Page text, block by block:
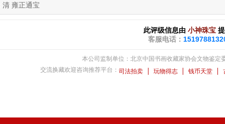
清 雍正通宝
此评级信息由 小神珠宝
客服电话：
本公司监制单位：北京中国书画收藏家协会文物鉴定
交流换藏欢迎咨询推荐平台： 司法拍卖 玩物得志 钱币天堂